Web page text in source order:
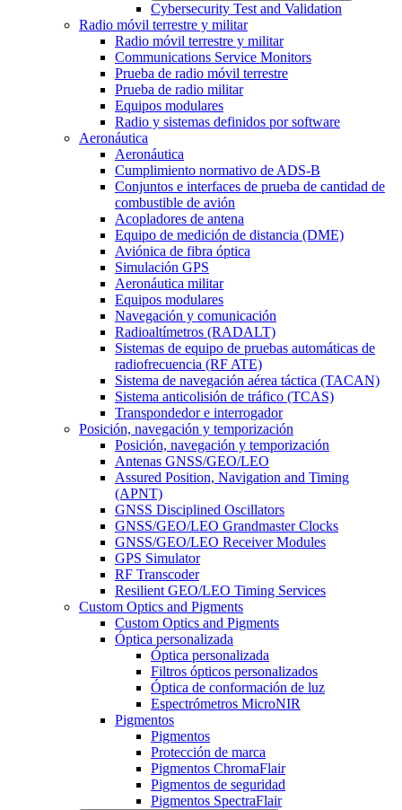
Cybersecurity Test and Validation
Radio móvil terrestre y militar
Radio móvil terrestre y militar
Communications Service Monitors
Prueba de radio móvil terrestre
Prueba de radio militar
Equipos modulares
Radio y sistemas definidos por software
Aeronáutica
Aeronáutica
Cumplimiento normativo de ADS-B
Conjuntos e interfaces de prueba de cantidad de
combustible de avión
Acopladores de antena
Equipo de medición de distancia (DME)
Aviónica de fibra óptica
Simulación GPS
Aeronáutica militar
Equipos modulares
Navegación y comunicación
Radioaltímetros (RADALT)
Sistemas de equipo de pruebas automáticas de
radiofrecuencia (RF ATE)
Sistema de navegación aérea táctica (TACAN)
Sistema anticolisión de tráfico (TCAS)
Transpondedor e interrogador
Posición, navegación y temporización
Posición, navegación y temporización
Antenas GNSS/GEO/LEO
Assured Position, Navigation and Timing
(APNT)
GNSS Disciplined Oscillators
GNSS/GEO/LEO Grandmaster Clocks
GNSS/GEO/LEO Receiver Modules
GPS Simulator
RF Transcoder
Resilient GEO/LEO Timing Services
Custom Optics and Pigments
Custom Optics and Pigments
Óptica personalizada
Óptica personalizada
Filtros ópticos personalizados
Óptica de conformación de luz
Espectrómetros MicroNIR
Pigmentos
Pigmentos
Protección de marca
Pigmentos ChromaFlair
Pigmentos de seguridad
Pigmentos SpectraFlair